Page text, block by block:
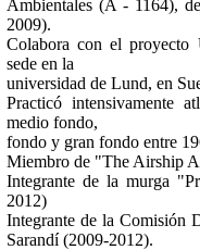
Ambientales (A - 1164),
2009).
Colabora con el proyecto
sede en la
universidad de Lund, en
Practicó intensivamente
medio fondo,
fondo y gran fondo entre
Miembro de "The Airship
Integrante de la murga
2012)
Integrante de la Comisión
Sarandí (2009-2012).